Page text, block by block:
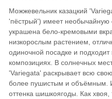
Можжевельник казацкий
'пёстрый') имеет необычайную
украшена бело-кремовыми
низкорослым растением,
одиночной посадке и подходит
композициях. В солнечных
'Variegata' раскрывает всю
более пушистым и объёмным.
оттенка шишкоягоды. Как